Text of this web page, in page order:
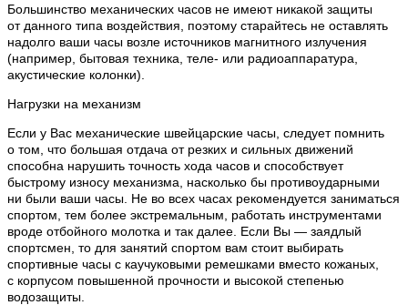
Большинство механических часов не имеют никакой защиты
от данного типа воздействия, поэтому старайтесь не оставлять
надолго ваши часы возле источников магнитного излучения
(например, бытовая техника, теле- или радиоаппаратура,
акустические колонки).
Нагрузки на механизм
Если у Вас механические швейцарские часы, следует помнить
о том, что большая отдача от резких и сильных движений
способна нарушить точность хода часов и способствует
быстрому износу механизма, насколько бы противоударными
ни были ваши часы. Не во всех часах рекомендуется заниматься
спортом, тем более экстремальным, работать инструментами
вроде отбойного молотка и так далее. Если Вы — заядлый
спортсмен, то для занятий спортом вам стоит выбирать
спортивные часы с каучуковыми ремешками вместо кожаных,
с корпусом повышенной прочности и высокой степенью
водозащиты.